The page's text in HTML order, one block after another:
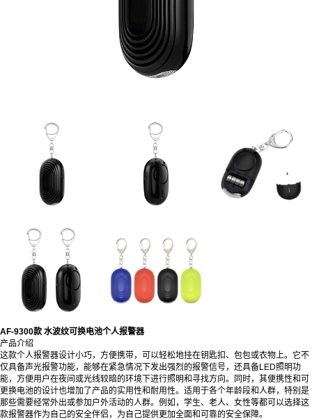
AF-9300款 水波纹可换电池个人报警器
产品介绍
这款个人报警器设计小巧，方便携带，可以轻松地挂在钥匙扣、包包或衣物上。它不
仅具备声光报警功能，能够在紧急情况下发出强烈的报警信号，还具备LED照明功
能，方便用户在夜间或光线较暗的环境下进行照明和寻找方向。同时，其便携性和可
更换电池的设计也增加了产品的实用性和耐用性。适用于各个年龄段和人群，特别是
那些需要经常外出或参加户外活动的人群。例如，学生、老人、女性等都可以选择这
款报警器作为自己的安全伴侣，为自己提供更加全面和可靠的安全保障。